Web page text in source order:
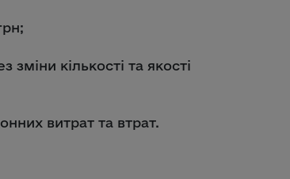
кількості та якості
витрат та втрат.